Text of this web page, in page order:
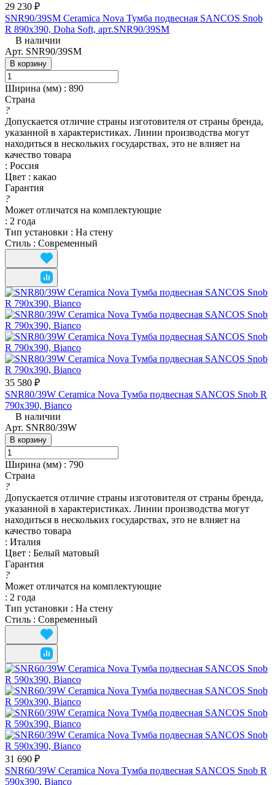
29 230 ₽
SNR90/39SM Ceramica Nova Тумба подвесная SANCOS Snob
R 890х390, Doha Soft, арт.SNR90/39SM
В наличии
Арт. SNR90/39SM
В корзину
Ширина (мм) : 890
Страна
?
Допускается отличие страны изготовителя от страны бренда,
указанной в характеристиках. Линии производства могут
находиться в нескольких государствах, это не влияет на
качество товара
: Россия
Цвет : какао
Гарантия
?
Может отличатся на комплектующие
: 2 года
Тип установки : На стену
Стиль : Современный
35 580 ₽
SNR80/39W Ceramica Nova Тумба подвесная SANCOS Snob R
790х390, Bianco
В наличии
Арт. SNR80/39W
В корзину
Ширина (мм) : 790
Страна
?
Допускается отличие страны изготовителя от страны бренда,
указанной в характеристиках. Линии производства могут
находиться в нескольких государствах, это не влияет на
качество товара
: Италия
Цвет : Белый матовый
Гарантия
?
Может отличатся на комплектующие
: 2 года
Тип установки : На стену
Стиль : Современный
31 690 ₽
SNR60/39W Ceramica Nova Тумба подвесная SANCOS Snob R
590х390, Bianco